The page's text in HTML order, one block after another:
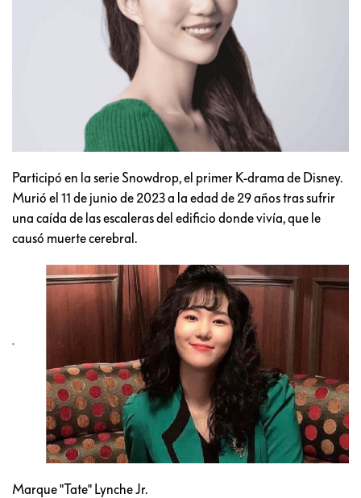
Participó en la serie Snowdrop, el primer K-drama de Disney.
Murió el 11 de junio de 2023 a la edad de 29 años tras sufrir
una caída de las escaleras del edificio donde vivía, que le
causó muerte cerebral.
Marque "Tate" Lynche Jr.